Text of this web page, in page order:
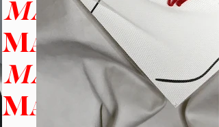
MAISON PAPER
MAISON PAPER
MAISON PAPER
MAISON PAPER